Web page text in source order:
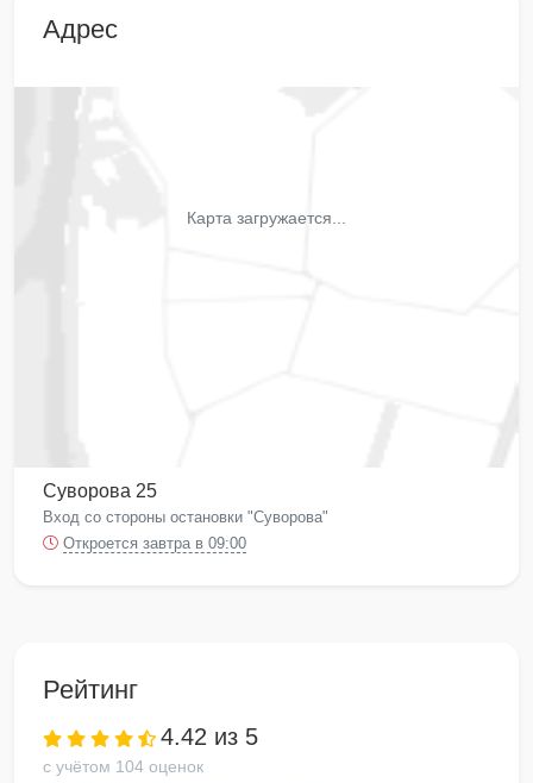
Адрес
Карта загружается...
Суворова 25
Вход со стороны остановки "Суворова"
Откроется завтра в 09:00
Рейтинг
4.42 из 5
с учётом 104 оценок